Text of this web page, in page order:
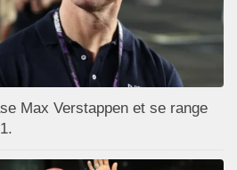
Max Verstappen et se range